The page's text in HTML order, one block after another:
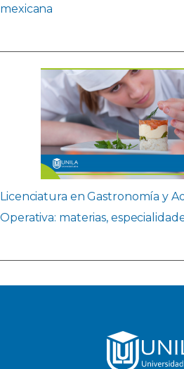
mexicana
Licenciatura en Gastronomía y
Operativa: materias,